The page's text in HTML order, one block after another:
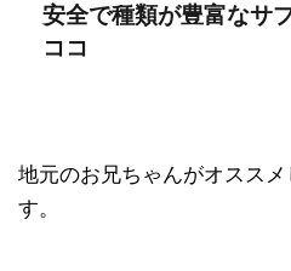
安全で種類が豊富なサ
ココ
地元のお兄ちゃんがオスス
す。